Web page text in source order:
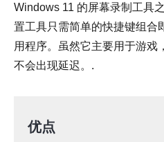
Windows 11 的屏幕录制工具
置工具只需简单的快捷键组合
用程序。虽然它主要用于游戏
不会出现延迟。.
优点